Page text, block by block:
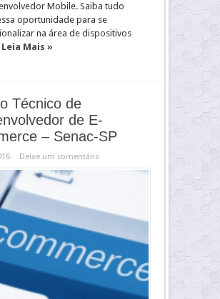
Mobile. Saiba tudo
oportunidade para se
na área de dispositivos
Leia Mais »
Técnico de
de E-
– Senac-SP
Deixe um comentário